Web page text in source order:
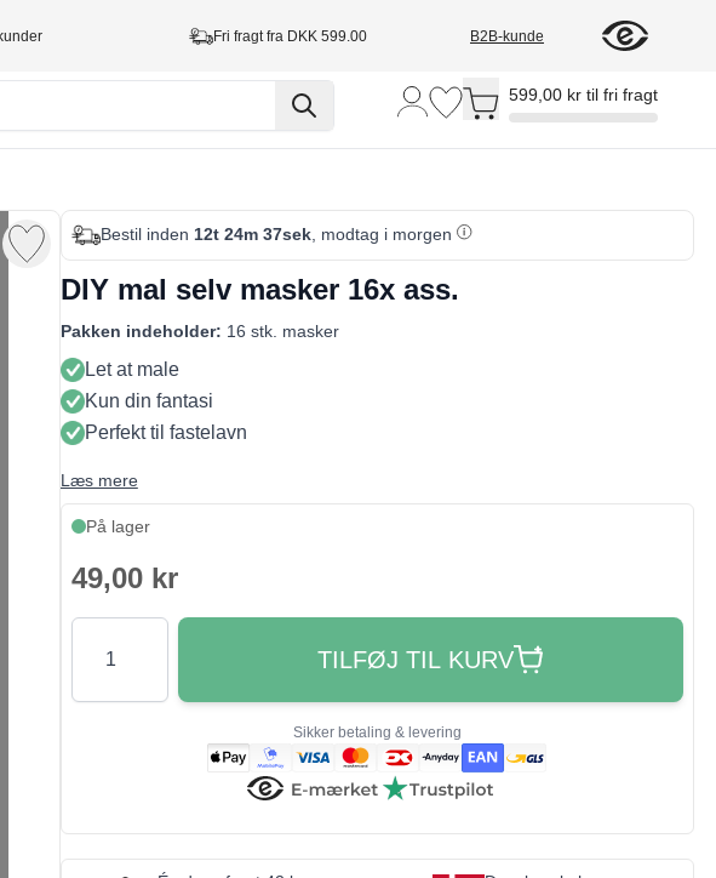
Fri fragt fra DKK 599.00 B2B-kunde
Toggle minicart, Cart is empty
599,00 kr til fri fragt
Bestil inden 12t 24m 36sek, modtag i morgen
DIY mal selv masker 16x ass.
Pakken indeholder: 16 stk. masker
Let at male
Kun din fantasi
Perfekt til fastelavn
Læs mere
På lager
49,00 kr
Antal
TILFØJ TIL KURV
Sikker betaling & levering